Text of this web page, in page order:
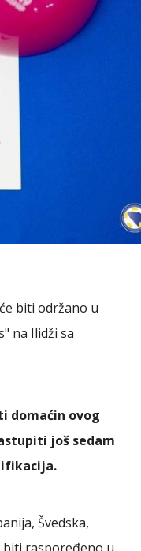
biti održano u
na Ilidži sa
domaćin ovog
još sedam
Švedska,
biti raspoređeno u